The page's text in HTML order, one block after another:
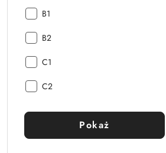
Poziom
B1
Poziom
B2
Poziom
C1
Poziom
C2
Pokaż